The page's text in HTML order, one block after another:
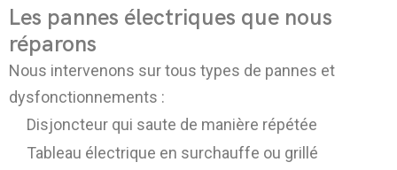
Les pannes électriques que nous
réparons
Nous intervenons sur tous types de pannes et
dysfonctionnements :
Disjoncteur qui saute de manière répétée
Tableau électrique en surchauffe ou grillé